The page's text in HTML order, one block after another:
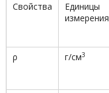
Свойства
Единицы
измерения
ρ г/см3